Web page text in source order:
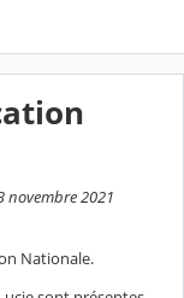
novembre 2021
Nationale.